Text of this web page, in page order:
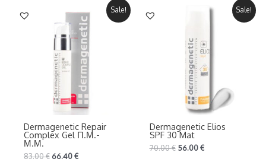
Sale!
Dermagenetic Repair
Complex Gel Π.Μ.-
Μ.Μ.
83.00€ 66.40€
Sale!
Dermagenetic Elios
SPF 30 Mat
70.00€ 56.00€